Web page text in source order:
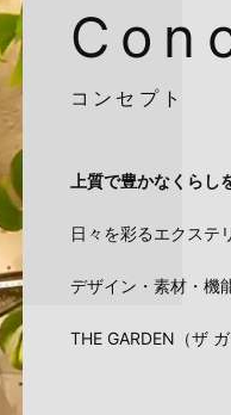
コンセプト
上質で豊かなくらし
日々を彩るエクステ
デザイン・素材・機
THE GARDEN（ザ